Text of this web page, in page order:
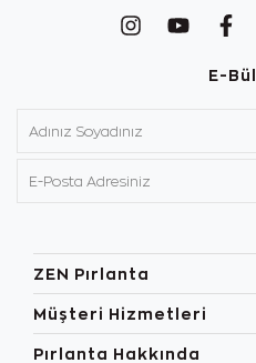
E-
ZEN Pırlanta
Müşteri Hizmetleri
Pırlanta Hakkında